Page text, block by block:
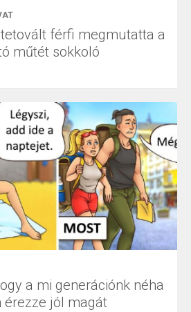
férfi megmutatta a
műtét sokkoló
a mi generációnk néha
érezze jól magát